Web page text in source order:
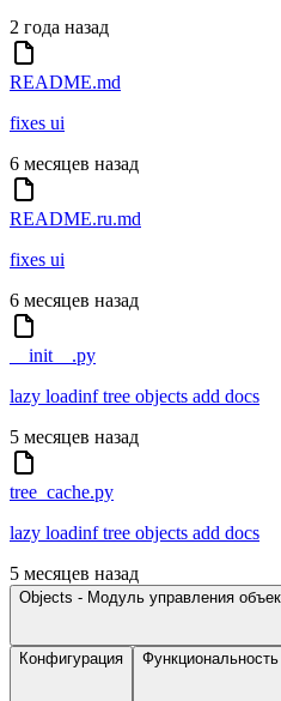
2 года назад
README.md
fixes ui
6 месяцев назад
README.ru.md
fixes ui
6 месяцев назад
__init__.py
lazy loadinf tree objects add docs
5 месяцев назад
tree_cache.py
lazy loadinf tree objects add docs
5 месяцев назад
Objects - Модуль управления
Конфигурация Функциональность